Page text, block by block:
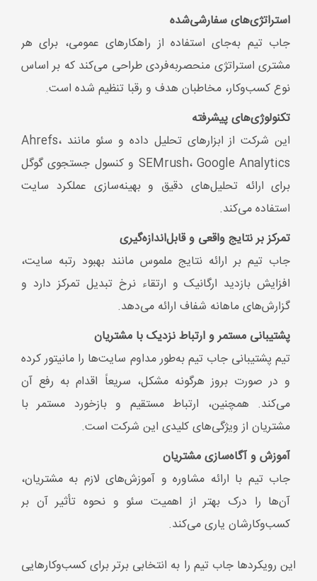
استفاده می‌کند.
تمرکز بر نتایج واقعی و قابل‌اندازه‌گیری
جاب تیم بر ارائه نتایج ملموس مانند بهبود رتبه سایت،
گزارش‌های ماهانه شفاف ارائه می‌دهد.
پشتیبانی مستمر و ارتباط نزدیک با مشتریان
تیم پشتیبانی جاب تیم به‌طور مداوم سایت‌ها را مانیتور کرده
و در صورت بروز هرگونه مشکل، سریعاً اقدام به رفع آن
مشتریان از ویژگی‌های کلیدی این شرکت است.
آموزش و آگاه‌سازی مشتریان
جاب تیم با ارائه مشاوره و آموزش‌های لازم به مشتریان،
کسب‌وکارشان یاری می‌کند.
این رویکردها جاب تیم را به انتخابی برتر برای کسب‌وکارهایی
تبدیل می‌کند که به دنبال رشد پایدار و موفقیت در بازار
آنلاین هستند.
خدمات سئو کار در جاب تیم